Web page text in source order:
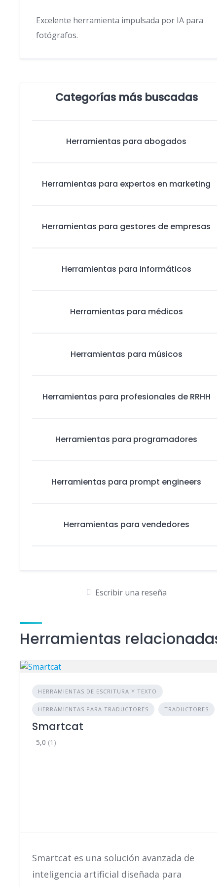
Excelente herramienta impulsada por IA para
fotógrafos.
Categorías más buscadas
Herramientas para abogados
Herramientas para expertos en marketing
Herramientas para gestores de empresas
Herramientas para informáticos
Herramientas para médicos
Herramientas para músicos
Herramientas para profesionales de RRHH
Herramientas para programadores
Herramientas para prompt engineers
Herramientas para vendedores
Escribir una reseña
Herramientas
HERRAMIENTAS DE ESCRITURA Y TEXTO
HERRAMIENTAS PARA TRADUCTORES TRADUCTORES
Smartcat
5,0 (1)
Smartcat es una solución avanzada de
inteligencia artificial diseñada para